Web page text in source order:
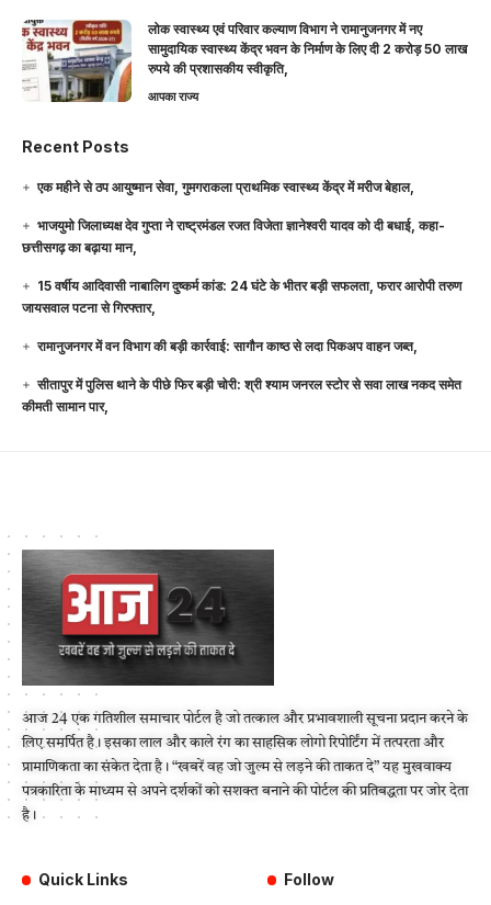
लोक स्वास्थ्य एवं परिवार कल्याण विभाग ने रामानुजनगर में नए
सामुदायिक स्वास्थ्य केंद्र भवन के निर्माण के लिए दी 2 करोड़ 50 लाख
रुपये की प्रशासकीय स्वीकृति,
आपका राज्य
Recent Posts
एक महीने से ठप आयुष्मान सेवा, गुमगराकला प्राथमिक स्वास्थ्य केंद्र में मरीज बेहाल,
भाजयुमो जिलाध्यक्ष देव गुप्ता ने राष्ट्रमंडल रजत विजेता ज्ञानेश्वरी यादव को दी बधाई, कहा-
छत्तीसगढ़ का बढ़ाया मान,
15 वर्षीय आदिवासी नाबालिग दुष्कर्म कांड: 24 घंटे के भीतर बड़ी सफलता, फरार आरोपी तरुण
जायसवाल पटना से गिरफ्तार,
रामानुजनगर में वन विभाग की बड़ी कार्रवाई: सागौन काष्ठ से लदा पिकअप वाहन जब्त,
सीतापुर में पुलिस थाने के पीछे फिर बड़ी चोरी: श्री श्याम जनरल स्टोर से सवा लाख नकद समेत
कीमती सामान पार,
आज 24 एक गतिशील समाचार पोर्टल है जो तत्काल और प्रभावशाली सूचना प्रदान करने के
लिए समर्पित है। इसका लाल और काले रंग का साहसिक लोगो रिपोर्टिंग में तत्परता और
प्रामाणिकता का संकेत देता है। “खबरें वह जो जुल्म से लड़ने की ताकत दे” यह मुखवाक्य
पत्रकारिता के माध्यम से अपने दर्शकों को सशक्त बनाने की पोर्टल की प्रतिबद्धता पर जोर देता
है।
Quick Links Follow